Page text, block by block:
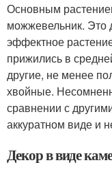
Основным
можжевельник. Это
эффектное
прижились в
другие, не менее
хвойные.
сравнении с
аккуратном виде и
Декор в виде